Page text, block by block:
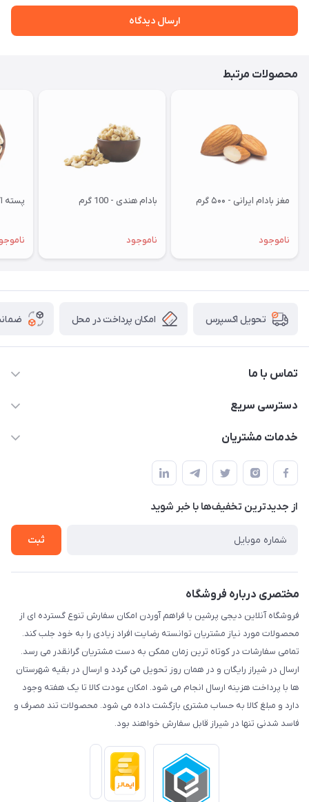
ارسال دیدگاه
محصولات مرتبط
مغز بادام ایرانی - ۵۰۰ گرم
ناموجود
بادام هندی - 100 گرم
ناموجود
پسته
تحویل اکسپرس امکان پرداخت در محل
تماس با ما
09172138137
دسترسی سریع
حساب کاربری
لیست محصولات
درباره ما
خدمات مشتریان
قوانین و مقررات
حریم خصوصی
راهنما
از جدید‌ترین تخفیف‌ها با‌ خبر شوید
ثبت
مختصری درباره فروشگاه
فروشگاه آنلاین دیجی پرشین با فراهم آوردن امکان سفارش تنوع گسترده ای از
محصولات مورد نیاز مشتریان توانسته رضایت افراد زیادی را به خود جلب کند.
تمامی سفارشات در کوتاه ترین زمان ممکن به دست مشتریان گرانقدر می رسد.
ارسال در شیراز رایگان و در همان روز تحویل می گردد و ارسال در بقیه شهرستان
ها با پرداخت هزینه ارسال انجام می شود. امکان عودت کالا تا یک هفته وجود
دارد و مبلغ کالا به حساب مشتری بازگشت داده می شود. محصولات تند مصرف و
فاسد شدنی تنها در شیراز قابل سفارش خواهند بود.